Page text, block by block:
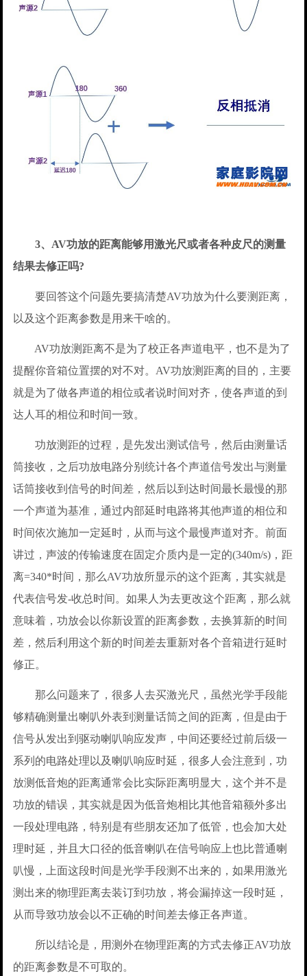
3、AV功放的距离能够用激光尺或者各种皮尺的测量
结果去修正吗?
要回答这个问题先要搞清楚AV功放为什么要测距离，
以及这个距离参数是用来干啥的。
AV功放测距离不是为了校正各声道电平，也不是为了
提醒你音箱位置摆的对不对。AV功放测距离的目的，主要
就是为了做各声道的相位或者说时间对齐，使各声道的到
达人耳的相位和时间一致。
功放测距的过程，是先发出测试信号，然后由测量话
筒接收，之后功放电路分别统计各个声道信号发出与测量
话筒接收到信号的时间差，然后以到达时间最长最慢的那
一个声道为基准，通过内部延时电路将其他声道的相位和
时间依次施加一定延时，从而与这个最慢声道对齐。前面
讲过，声波的传输速度在固定介质内是一定的(340m/s)，距
离=340*时间，那么AV功放所显示的这个距离，其实就是
代表信号发-收总时间。如果人为去更改这个距离，那么就
意味着，功放会以你新设置的距离参数，去换算新的时间
差，然后利用这个新的时间差去重新对各个音箱进行延时
修正。
那么问题来了，很多人去买激光尺，虽然光学手段能
够精确测量出喇叭外表到测量话筒之间的距离，但是由于
信号从发出到驱动喇叭响应发声，中间还要经过前后级一
系列的电路处理以及喇叭响应时延，很多人会注意到，功
放测低音炮的距离通常会比实际距离明显大，这个并不是
功放的错误，其实就是因为低音炮相比其他音箱额外多出
一段处理电路，特别是有些朋友还加了低管，也会加大处
理时延，并且大口径的低音喇叭在信号响应上也比普通喇
叭慢，上面这段时间是光学手段测不出来的，如果用激光
测出来的物理距离去装订到功放，将会漏掉这一段时延，
从而导致功放会以不正确的时间差去修正各声道。
所以结论是，用测外在物理距离的方式去修正AV功放
的距离参数是不可取的。